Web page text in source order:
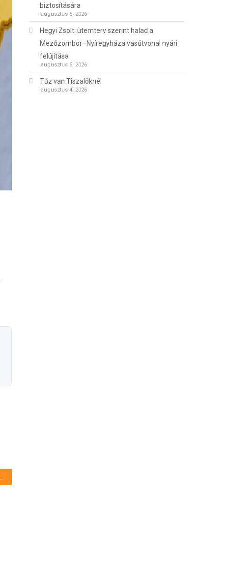
biztosítására
augusztus 5, 2026
Hegyi Zsolt: ütemterv szerint halad a
Mezőzombor–Nyíregyháza vasútvonal nyári
felújítása
augusztus 5, 2026
Tűz van Tiszalöknél
augusztus 4, 2026